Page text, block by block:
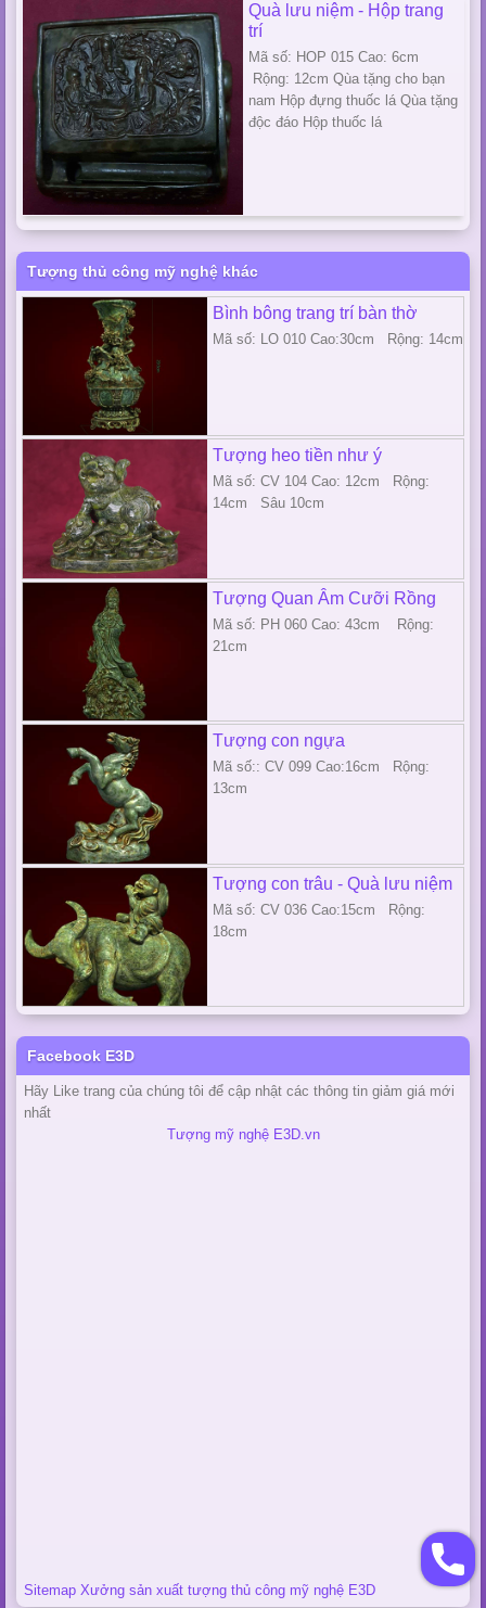
Quà lưu niệm - Hộp trang
trí
Mã số: HOP 015 Cao: 6cm
Rộng: 12cm Qùa tặng cho bạn
nam Hộp đựng thuốc lá Qùa tặng
độc đáo Hộp thuốc lá
Tượng thủ công mỹ nghệ khác
Bình bông trang trí bàn thờ
Mã số: LO 010 Cao:30cm Rộng: 14cm
Tượng heo tiền như ý
Mã số: CV 104 Cao: 12cm Rộng:
14cm Sâu 10cm
Tượng Quan Âm Cưỡi Rồng
Mã số: PH 060 Cao: 43cm Rộng:
21cm
Tượng con ngựa
Mã số:: CV 099 Cao:16cm Rộng:
13cm
Tượng con trâu - Quà lưu niệm
Mã số: CV 036 Cao:15cm Rộng:
18cm
Facebook E3D
Hãy Like trang của chúng tôi để cập nhật các thông tin giảm giá mới
nhất
Tượng mỹ nghệ E3D.vn
Sitemap Xưởng sản xuất tượng thủ công mỹ nghệ E3D